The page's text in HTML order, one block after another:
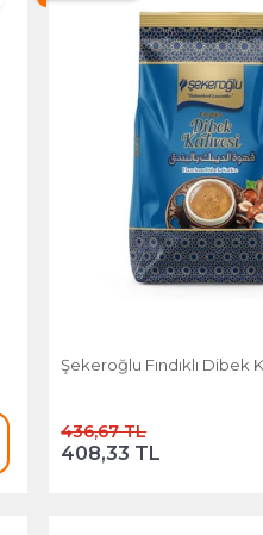
Şekeroğlu Fındıklı Dibek
436,67 TL
408,33 TL